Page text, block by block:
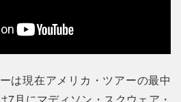
は現在アメリカ・ツアーの最中